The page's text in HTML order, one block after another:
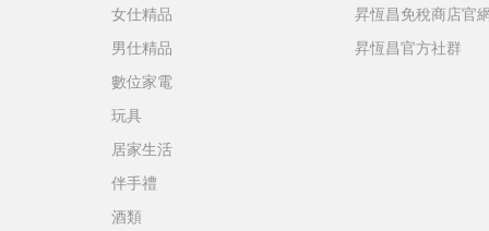
女仕精品
男仕精品
數位家電
玩具
居家生活
伴手禮
酒類
昇恆昌免稅商店官
昇恆昌官方社群